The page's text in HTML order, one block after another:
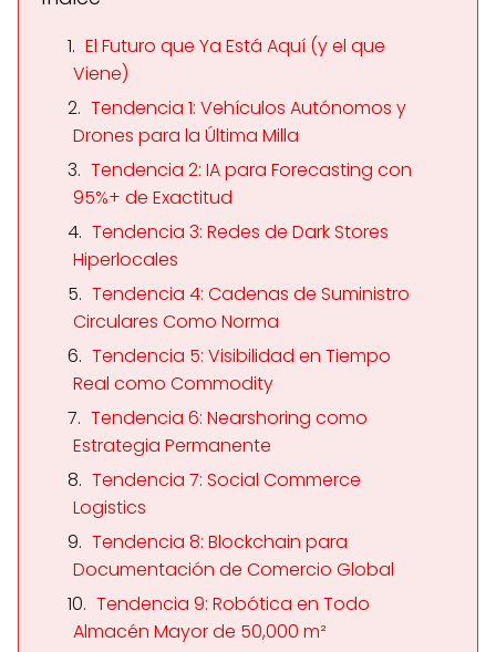
El Futuro que Ya Está Aquí (y el que
Viene)
Tendencia 1: Vehículos Autónomos y
Drones para la Última Milla
Tendencia 2: IA para Forecasting con
95%+ de Exactitud
Tendencia 3: Redes de Dark Stores
Hiperlocales
Tendencia 4: Cadenas de Suministro
Circulares Como Norma
Tendencia 5: Visibilidad en Tiempo
Real como Commodity
Tendencia 6: Nearshoring como
Estrategia Permanente
Tendencia 7: Social Commerce
Logistics
Tendencia 8: Blockchain para
Documentación de Comercio Global
Tendencia 9: Robótica en Todo
Almacén Mayor de 50,000 m²